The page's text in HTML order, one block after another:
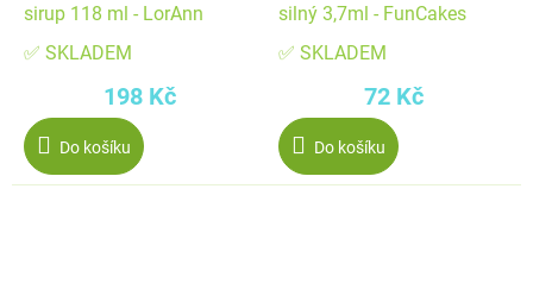
sirup 118 ml - LorAnn
✅ SKLADEM
198 Kč
Do košíku
silný 3,7ml - FunCakes
✅ SKLADEM
72 Kč
Do košíku